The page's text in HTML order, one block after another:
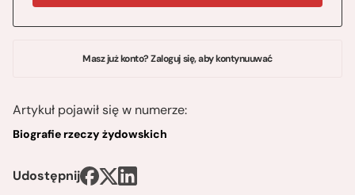
Masz już konto? Zaloguj się, aby kontynuuwać
Artykuł pojawił się w numerze:
Biografie rzeczy żydowskich
Udostępnij